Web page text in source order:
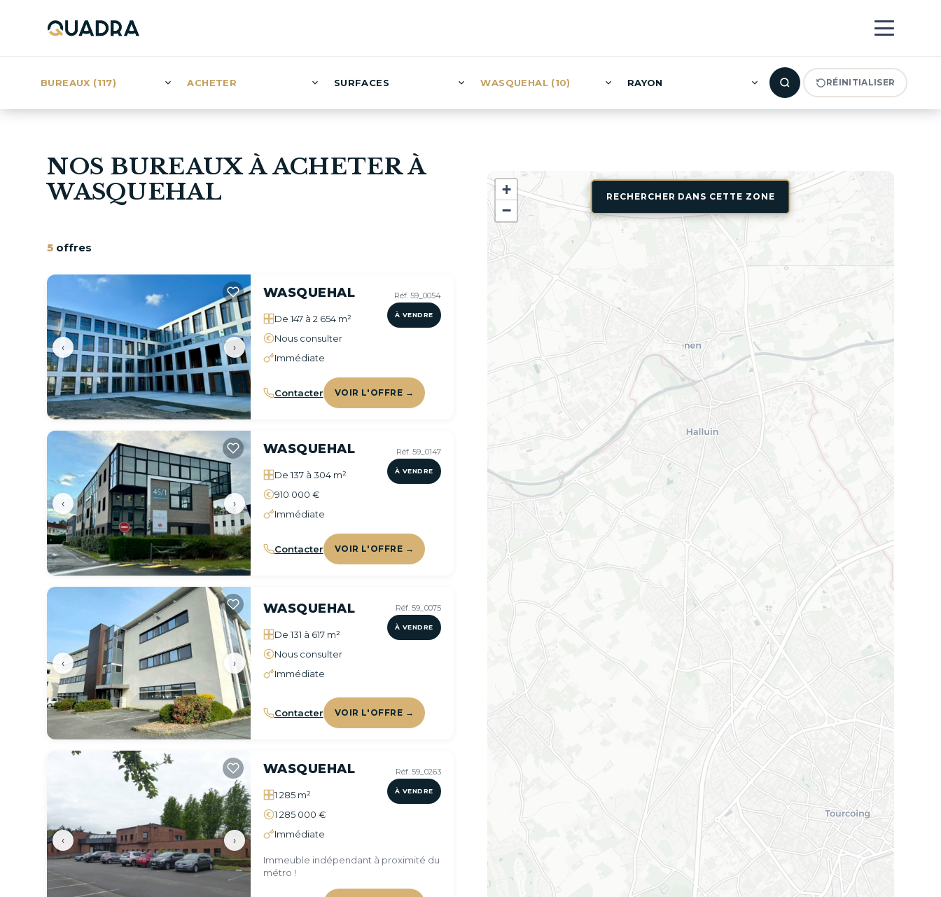
BUREAUX (117) ACHETER SURFACES WASQUEHAL (10) RAYON RÉINITIALISER
NOS BUREAUX À ACHETER À
WASQUEHAL
5 offres
‹ ›
Réf. 59_0054
À VENDRE
WASQUEHAL
De 147 à 2 654 m²
Nous consulter
Immédiate
Contacter VOIR L'OFFRE →
‹ ›
Réf. 59_0147
À VENDRE
WASQUEHAL
De 137 à 304 m²
910 000 €
Immédiate
Contacter VOIR L'OFFRE →
‹ ›
Réf. 59_0075
À VENDRE
WASQUEHAL
De 131 à 617 m²
Nous consulter
Immédiate
Contacter VOIR L'OFFRE →
‹ ›
Réf. 59_0263
À VENDRE
WASQUEHAL
1 285 m²
1 285 000 €
Immédiate
Immeuble indépendant à proximité du
métro !
+
−
RECHERCHER DANS CETTE ZONE